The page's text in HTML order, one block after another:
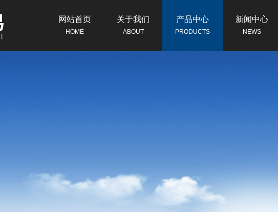
网站首页
HOME
关于我们
ABOUT
产品中心
PRODUCTS
新闻中心
NEWS